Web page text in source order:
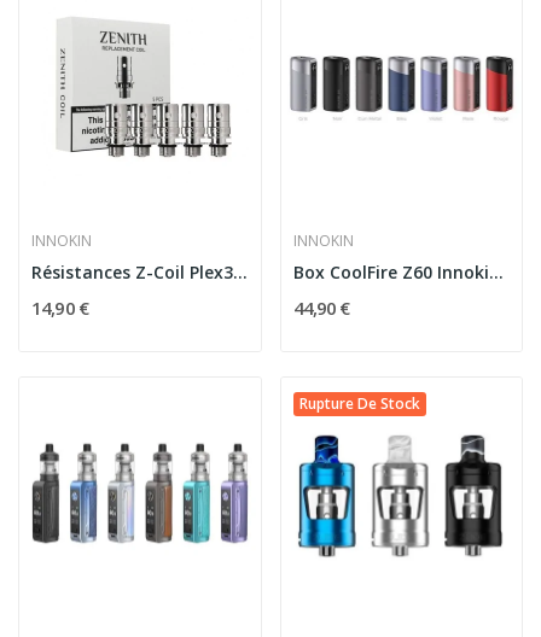
INNOKIN
Résistances Z-Coil Plex3D 0.48ohm Innokin (pack...
14,90 €
INNOKIN
Box CoolFire Z60 Innokin avec Accu 18650
44,90 €
Rupture De Stock